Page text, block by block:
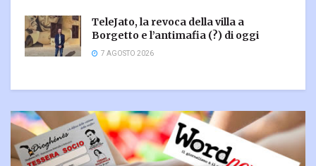
TeleJato, la revoca della villa a
Borgetto e l’antimafia (?) di oggi
7 AGOSTO 2026